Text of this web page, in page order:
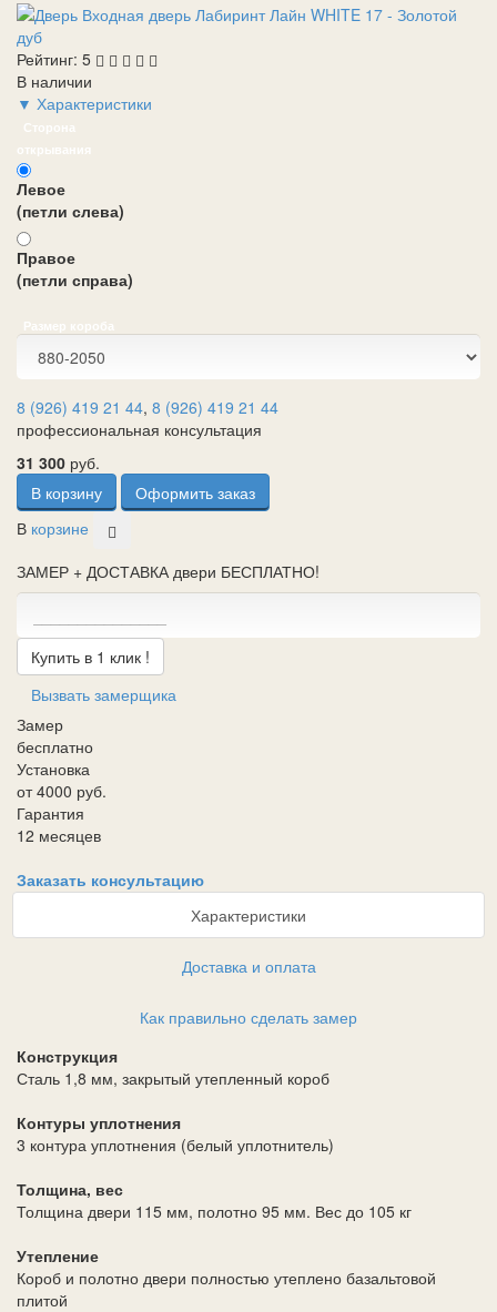
Рейтинг: 5
В наличии
▼ Характеристики
Сторона
открывания
Левое
(петли слева)
Правое
(петли справа)
Размер короба
8 (926) 419 21 44, 8 (926) 419 21 44
профессиональная консультация
31 300 руб.
В корзину
Оформить заказ
В корзине
ЗАМЕР + ДОСТАВКА двери БЕСПЛАТНО!
Купить в 1 клик !
Вызвать замерщика
Замер
бесплатно
Установка
от 4000 руб.
Гарантия
12 месяцев
Заказать консультацию
Характеристики
Доставка и оплата
Как правильно сделать замер
Конструкция
Сталь 1,8 мм, закрытый утепленный короб
Контуры уплотнения
3 контура уплотнения (белый уплотнитель)
Толщина, вес
Толщина двери 115 мм, полотно 95 мм. Вес до 105 кг
Утепление
Короб и полотно двери полностью утеплено базальтовой
плитой